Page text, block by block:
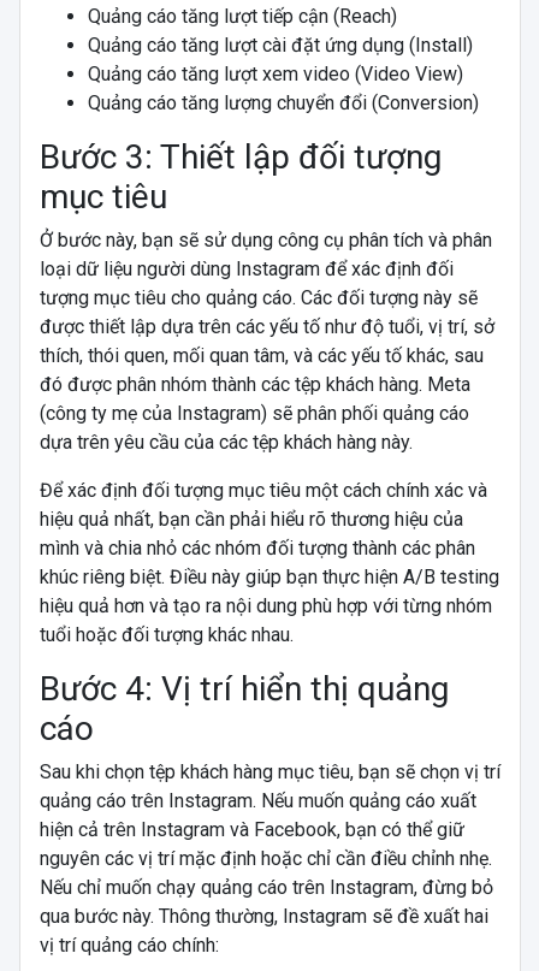
Quảng cáo tăng lượt tiếp cận (Reach)
Quảng cáo tăng lượt cài đặt ứng dụng (Install)
Quảng cáo tăng lượt xem video (Video View)
Quảng cáo tăng lượng chuyển đổi (Conversion)
Bước 3: Thiết lập đối tượng
mục tiêu
Ở bước này, bạn sẽ sử dụng công cụ phân tích và phân
loại dữ liệu người dùng Instagram để xác định đối
tượng mục tiêu cho quảng cáo. Các đối tượng này sẽ
được thiết lập dựa trên các yếu tố như độ tuổi, vị trí, sở
thích, thói quen, mối quan tâm, và các yếu tố khác, sau
đó được phân nhóm thành các tệp khách hàng. Meta
(công ty mẹ của Instagram) sẽ phân phối quảng cáo
dựa trên yêu cầu của các tệp khách hàng này.
Để xác định đối tượng mục tiêu một cách chính xác và
hiệu quả nhất, bạn cần phải hiểu rõ thương hiệu của
mình và chia nhỏ các nhóm đối tượng thành các phân
khúc riêng biệt. Điều này giúp bạn thực hiện A/B testing
hiệu quả hơn và tạo ra nội dung phù hợp với từng nhóm
tuổi hoặc đối tượng khác nhau.
Bước 4: Vị trí hiển thị quảng
cáo
Sau khi chọn tệp khách hàng mục tiêu, bạn sẽ chọn vị trí
quảng cáo trên Instagram. Nếu muốn quảng cáo xuất
hiện cả trên Instagram và Facebook, bạn có thể giữ
nguyên các vị trí mặc định hoặc chỉ cần điều chỉnh nhẹ.
Nếu chỉ muốn chạy quảng cáo trên Instagram, đừng bỏ
qua bước này. Thông thường, Instagram sẽ đề xuất hai
vị trí quảng cáo chính: